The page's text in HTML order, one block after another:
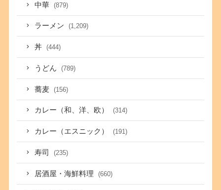
中華 (879)
ラーメン (1,209)
丼 (444)
うどん (789)
蕎麦 (156)
カレー（和、洋、欧） (314)
カレー（エスニック） (191)
寿司 (235)
居酒屋・海鮮料理 (660)